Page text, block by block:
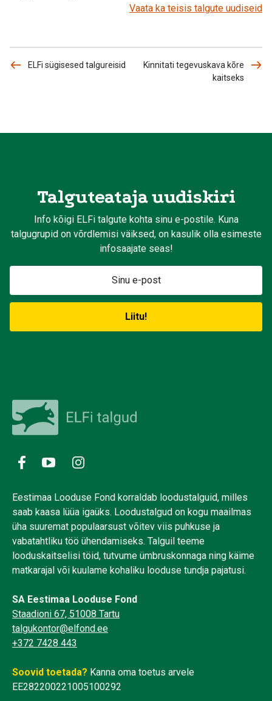
Vaata ka teisis talgute uudiseid
ELFi sügisesed talgureisid
Kinnitati tegevuskava kõre
kaitseks
Talguteataja uudiskiri
Info kõigi ELFi talgute kohta sinu e-postile. Kuna
talgugrupid on võrdlemisi väiksed, on kasulik olla esimeste
infosaajate seas!
Eestimaa Looduse Fond korraldab loodustalguid, milles
saab kaasa lüüa igaüks. Loodustalgud on kogu maailmas
üha suuremat populaarsust võitev viis puhkuse ja
vabatahtliku töö ühendamiseks. Talguil teeme
looduskaitselisi töid, tutvume ümbruskonnaga ning käime
matkarajal või kuulame kohaliku looduse tundja pajatusi.
SA Eestimaa Looduse Fond
Staadioni 67, 51008 Tartu
talgukontor@elfond.ee
+372 7428 443
Soovid toetada? Kanna oma toetus arvele
EE282200221005100292